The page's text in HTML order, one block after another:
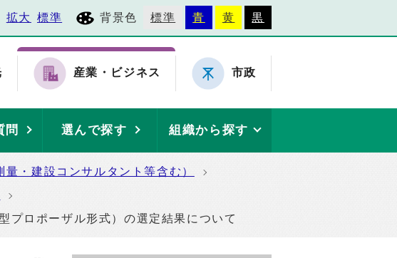
拡大 標準 背景色 標準 青 黄 黒
産業・ビジネス 市政
問 選んで探す 組織から探す
・建設コンサルタント等含む）
プロポーザル形式）の選定結果について